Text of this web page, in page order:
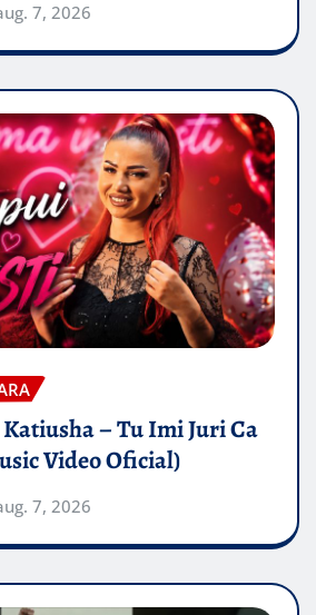
7, 2026
– Tu Imi Juri Ca
Video Oficial)
7, 2026